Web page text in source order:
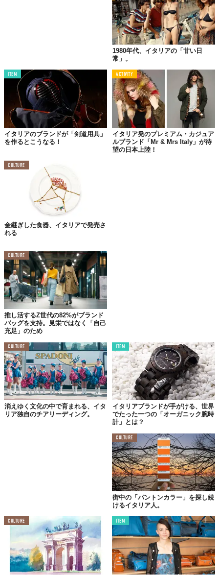
人に、日本から布製マスクをプレゼントしようと思い、マスクの
素材を探していた時に「久留米絣」に出会ったこと。
「キモノマスク」と呼び、とて
久留米絣の歴史や特徴、使い心地、作り手の思い
知り、もっと多くの人に久留米絣を手に取ってもらえる機会を作
れたら と思うようになったのだそうだ。Kimonissimoは、kimono
にイタリア語の最上級の「一番～」という意味の～issimoを合わ
せた造語。
また、従来の久留米絣には婦人服や民芸スタイルのものが多い
中、Kimonissimoでは、定番のダーク系の色合いのものにフィー
チャーし、身近な身の回り小物、ビジネスシーンで使うアイテム
などの商品を企画している。
今後は、定期的に新しい久留米絣のパターンの商品を導入してい
きながら、国際ネットワークを活かした海外への展開も予定。久
留米絣が世界に羽ばたく第一歩になりそうだ。
©ディサント株式会社
©ディサント株式会社
1980年代、イタリアの「甘い日
常」。
ITEM
イタリアのブランドが「剣道用具」
を作るとこうなる！
ACTIVITY
イタリア発のプレミアム・カジュア
ルブランド「Mr & Mrs Italy」が待
望の日本上陸！
CULTURE
金継ぎした食器、イタリアで発売さ
れる
CULTURE
推し活するZ世代の82%がブランド
バッグを支持。見栄ではなく「自己
充足」のため
CULTURE
消えゆく文化の中で育まれる、イタ
リア独自のチアリーディング。
ITEM
イタリアブランドが手がける、世界
でたった一つの「オーガニック腕時
計」とは？
CULTURE
街中の「パントンカラー」を探し続
けるイタリア人。
CULTURE ITEM